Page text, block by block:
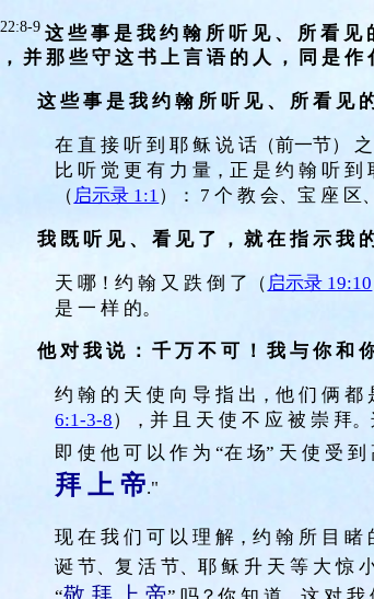
22:8-9 这 些 事 是 我 约 翰 所 听 见 、 所 看 见
， 并 那 些 守 这 书 上 言 语 的 人 ， 同 是 作
这 些 事 是 我 约 翰 所 听 见 、 所 看 见
在 直 接 听 到 耶 稣 说 话（前一节）
比 听 觉 更 有 力 量，正 是 约 翰 听
（ 启示录 1:1）： 7 个 教 会、宝 座 区
我 既 听 见 、 看 见 了 ， 就 在 指 示 我
天 哪！约 翰 又 跌 倒 了（ 启示录 19:10
是 一 样 的。
他 对 我 说 ： 千 万 不 可 ！ 我 与 你 和
约 翰 的 天 使 向 导 指 出，他 们 俩 都
6:1-3-8），并 且 天 使 不 应 被 崇 拜
即 使 他 可 以 作 为 “在 场” 天 使 受 到
拜 上 帝."
现 在 我 们 可 以 理 解，约 翰 所 目 睹
诞 节、复 活 节、耶 稣 升 天 等 大 惊